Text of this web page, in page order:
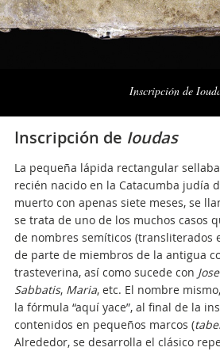
Inscripción de
Inscripción de Ioudas
La pequeña lápida rectangular
recién nacido en la Catacumba judía
muerto con apenas siete meses, se
se trata de uno de los muchos casos
de nombres semíticos (transliterados
de parte de miembros de la antigua
trasteverina, así como sucede con
Sabbatis, Maria, etc. El nombre
la fórmula “aquí yace”, al final de la
contenidos en pequeños marcos (
Alrededor, se desarrolla el clásico